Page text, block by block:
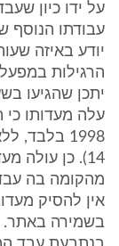
על ידו כיון
עבודתו הנוסף
יודע באיזה
14). כן עולה
אין להסיק
בשמירה באתר.